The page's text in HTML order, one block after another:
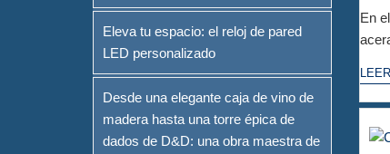
Eleva tu espacio: el reloj de pared
LED personalizado
Desde una elegante caja de vino de
madera hasta una torre épica de
dados de D&D: una obra maestra de
En